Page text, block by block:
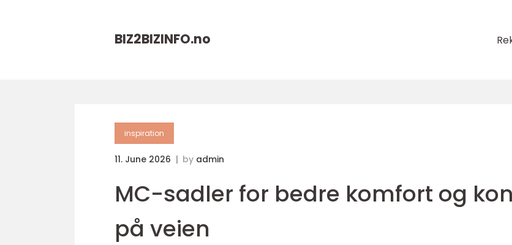
BIZ2BIZINFO.no
inspiration
11. June 2026 by admin
MC-sadler for bedre komfort og
på veien